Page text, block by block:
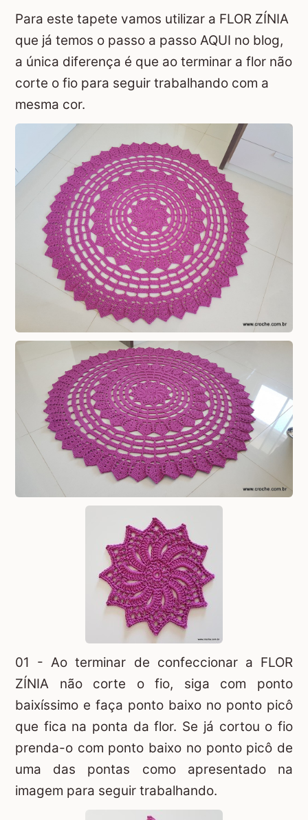
Para este tapete vamos utilizar a FLOR ZÍNIA
que já temos o passo a passo AQUI no blog,
a única diferença é que ao terminar a flor não
corte o fio para seguir trabalhando com a
mesma cor.
01 - Ao terminar de confeccionar a FLOR
ZÍNIA não corte o fio, siga com ponto
baixíssimo e faça ponto baixo no ponto picô
que fica na ponta da flor. Se já cortou o fio
prenda-o com ponto baixo no ponto picô de
uma das pontas como apresentado na
imagem para seguir trabalhando.